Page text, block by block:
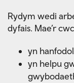
main
Rydym wedi
dyfais. Mae’r
yn
yn helpu